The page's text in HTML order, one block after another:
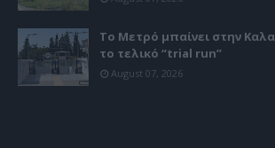
Το Μετρό μπαίνει στην
το τελικό “trial run”
August 07, 2026